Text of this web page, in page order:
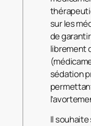
sur les
de
librement
sédation
Il souhaite